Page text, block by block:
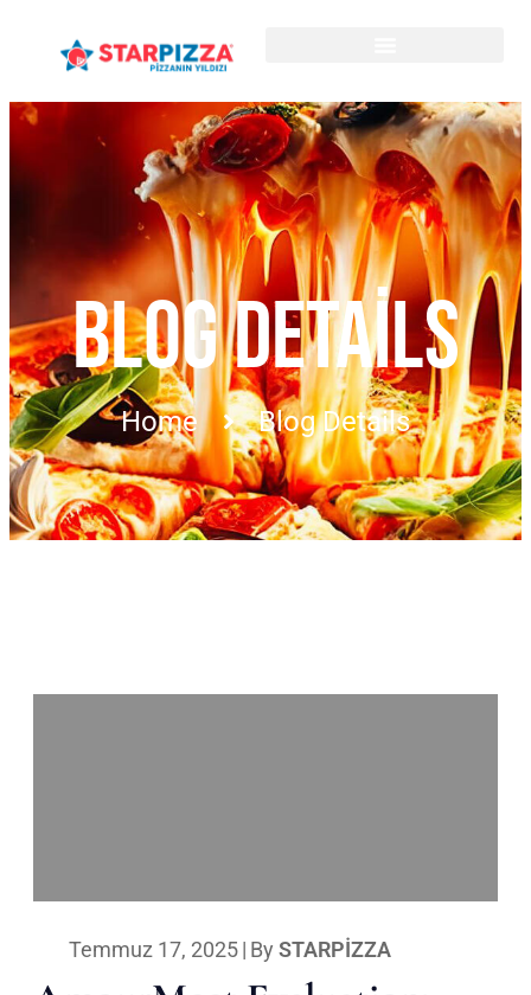
BLOG DETAILS
Home Blog Details
Temmuz 17, 2025| By STARPIZZA